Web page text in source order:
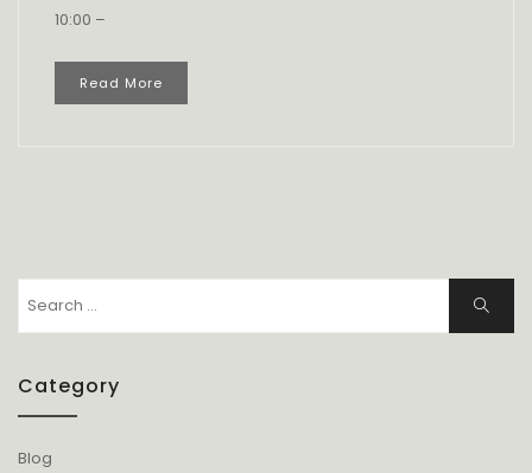
10:00 –
Read More
for:
Search
Category
Blog